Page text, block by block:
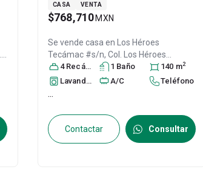
CASA VENTA
$768,710 MXN
Se vende casa en
Los Héroes
Tecámac #s/n, Col. Los Héroes
Tecámac,Tecámac, México, México,
C.P. 55763
, ID:30320899
4 Recámara s 1 Baño 140 m2
Lavandería A/C Teléfono
...
Contactar Consultar